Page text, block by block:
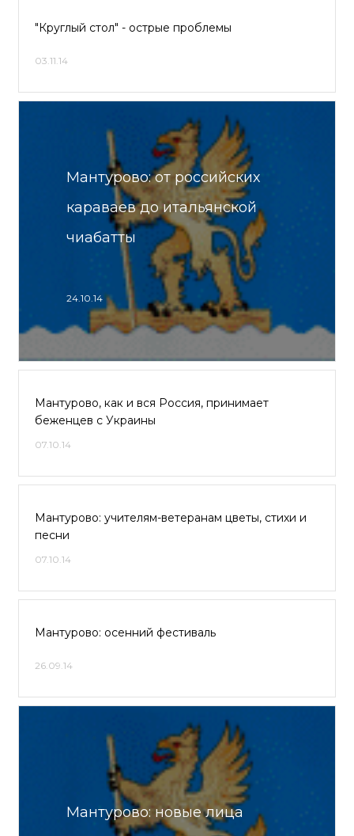
"Круглый стол" - острые проблемы
03.11.14
Мантурово: от российских
караваев до итальянской
чиабатты
24.10.14
Мантурово, как и вся Россия, принимает
беженцев с Украины
07.10.14
Мантурово: учителям-ветеранам цветы, стихи и
песни
07.10.14
Мантурово: осенний фестиваль
26.09.14
Мантурово: новые лица